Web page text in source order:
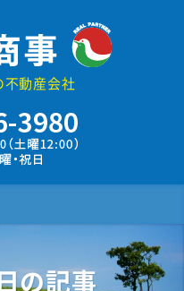
不動産会社
の記事